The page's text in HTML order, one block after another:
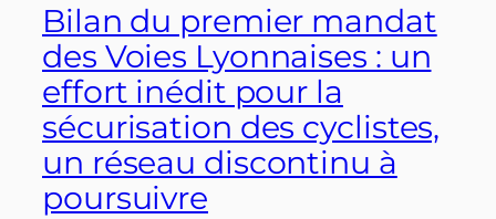
Bilan du premier mandat
des Voies Lyonnaises : un
effort inédit pour la
sécurisation des cyclistes,
un réseau discontinu à
poursuivre